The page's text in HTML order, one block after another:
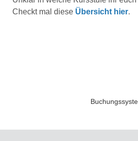
Checkt mal diese Übersicht hier.